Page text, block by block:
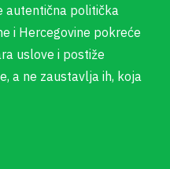
autentična politička
i Hercegovine pokreće
uslove i postiže
a ne zaustavlja ih, koja